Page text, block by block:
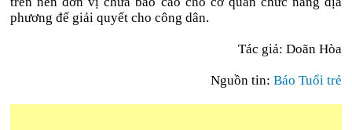
phương để giải quyết cho công dân.
Tác giả: Doãn Hòa
Nguồn tin: Báo Tuổi trẻ